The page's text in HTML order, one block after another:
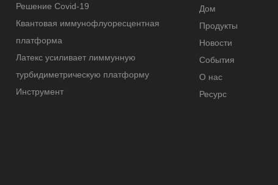
Решение Covid-19
Квантовая иммунофлуоресцентная
платформа
Латекс усиливает лиммунную
турбидиметрическую платформу
Инструмент
Дом
Продукты
Новости
События
О нас
Ресурс